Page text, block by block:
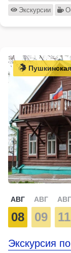
Экскурсии
АВГ
08
АВГ
09
АВГ
11
Экскурсия